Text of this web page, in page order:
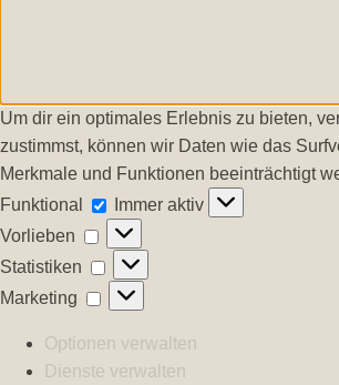
Um dir ein optimales Erlebnis zu bieten,
zustimmst, können wir Daten wie das
Merkmale und Funktionen beeinträchtigt
Funktional
Funktional
Immer aktiv
Vorlieben
Vorlieben
Statistiken
Statistiken
Marketing
Marketing
Optionen verwalten
Dienste verwalten